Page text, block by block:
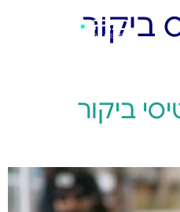
ביקור
ביקור